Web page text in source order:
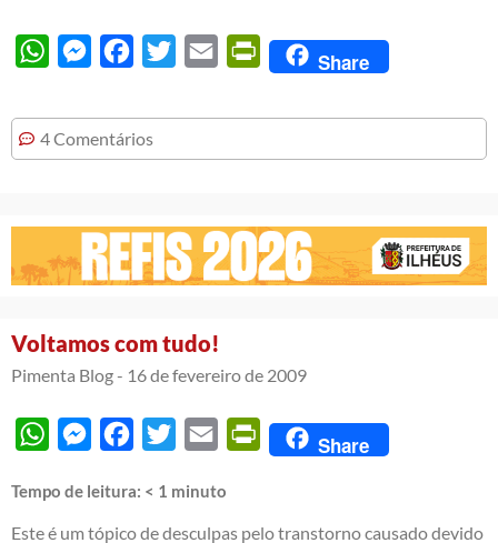
WhatsAppMessengerFacebook
Twitter Email PrintFriendly
Share
4 Comentários
Voltamos com tudo!
Pimenta Blog - 16 de fevereiro de 2009
WhatsAppMessengerFacebook
Twitter Email PrintFriendly
Share
Tempo de leitura: < 1 minuto
Este é um tópico de desculpas pelo transtorno causado devido